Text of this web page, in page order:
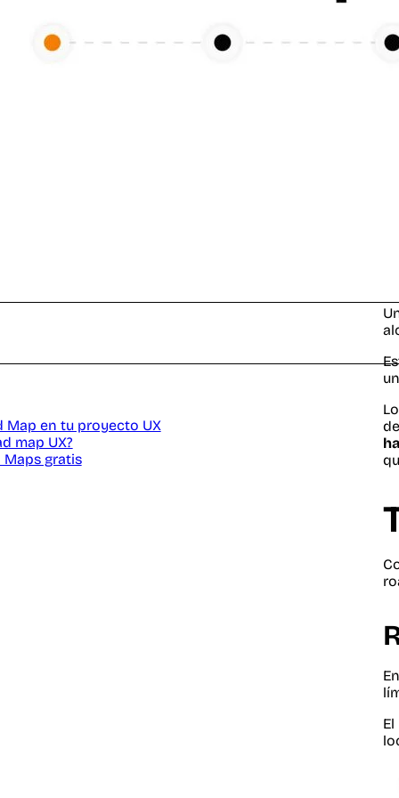
Map en tu proyecto UX
map UX?
Maps gratis